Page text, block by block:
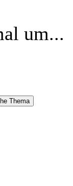
um...